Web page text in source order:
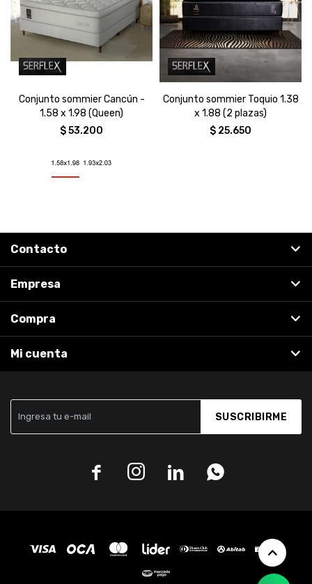
Conjunto sommier Cancún -
1.58 x 1.98 (Queen)
$53.200
Conjunto sommier Toquio 1.38
x 1.88 (2 plazas)
$ 25.650
SUSCRIBIRME
   
Contacto
Empresa
Compra
Mi cuenta